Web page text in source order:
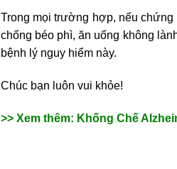
Trong mọi trường hợp, nếu
chống béo phì, ăn uống không
bệnh lý nguy hiểm này.
Chúc bạn luôn vui khỏe!
>> Xem thêm: Khống Chế